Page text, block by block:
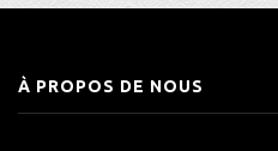
À PROPOS DE NOUS